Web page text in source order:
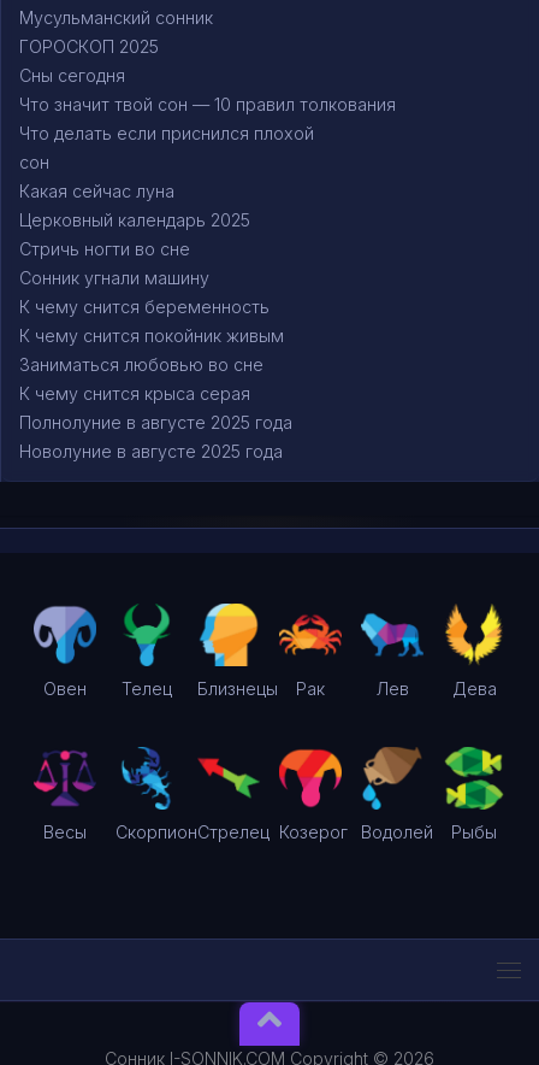
Мусульманский сонник
ГОРОСКОП 2025
Сны сегодня
Что значит твой сон — 10 правил толкования
Что делать если приснился плохой
сон
Какая сейчас луна
Церковный календарь 2025
Стричь ногти во сне
Сонник угнали машину
К чему снится беременность
К чему снится покойник живым
Заниматься любовью во сне
К чему снится крыса серая
Полнолуние в августе 2025 года
Новолуние в августе 2025 года
Овен Телец Близнецы Рак Лев Дева
Весы СкорпионСтрелец Козерог Водолей Рыбы
Сонник I-SONNIK.COM Copyright © 2026